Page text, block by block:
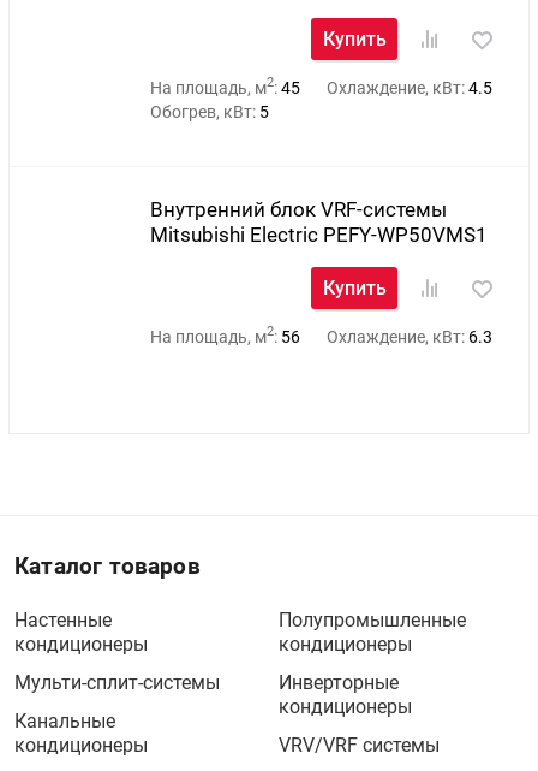
Купить
На площадь, м2:45 Охлаждение, кВт:4.5
Обогрев, кВт: 5
Внутренний блок VRF-системы
Mitsubishi Electric PEFY-WP50VMS1
Купить
На площадь, м2: 56 Охлаждение, кВт: 6.3
Каталог товаров
Настенные
кондиционеры
Мульти-сплит-системы
Канальные
кондиционеры
Полупромышленные
кондиционеры
Инверторные
кондиционеры
VRV/VRF системы